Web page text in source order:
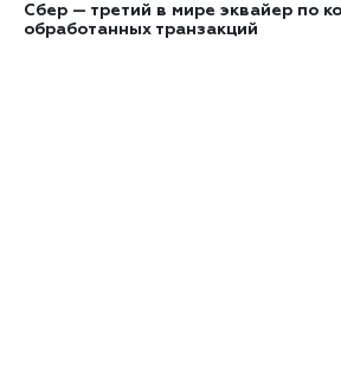
Сбер — третий в мире эквайер по
обработанных транзакций